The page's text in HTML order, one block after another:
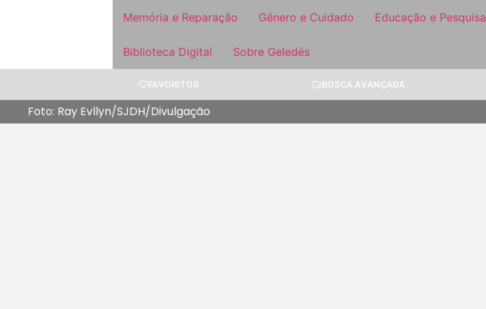
Memória e Reparação Gênero e Cuidado Educação e Pesquisa
Biblioteca Digital Sobre Geledés
FAVORITOS BUSCA AVANÇADA
Foto: Ray Evllyn/SJDH/Divulgação